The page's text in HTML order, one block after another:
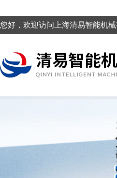
您好，欢迎访问上海清易智能机械